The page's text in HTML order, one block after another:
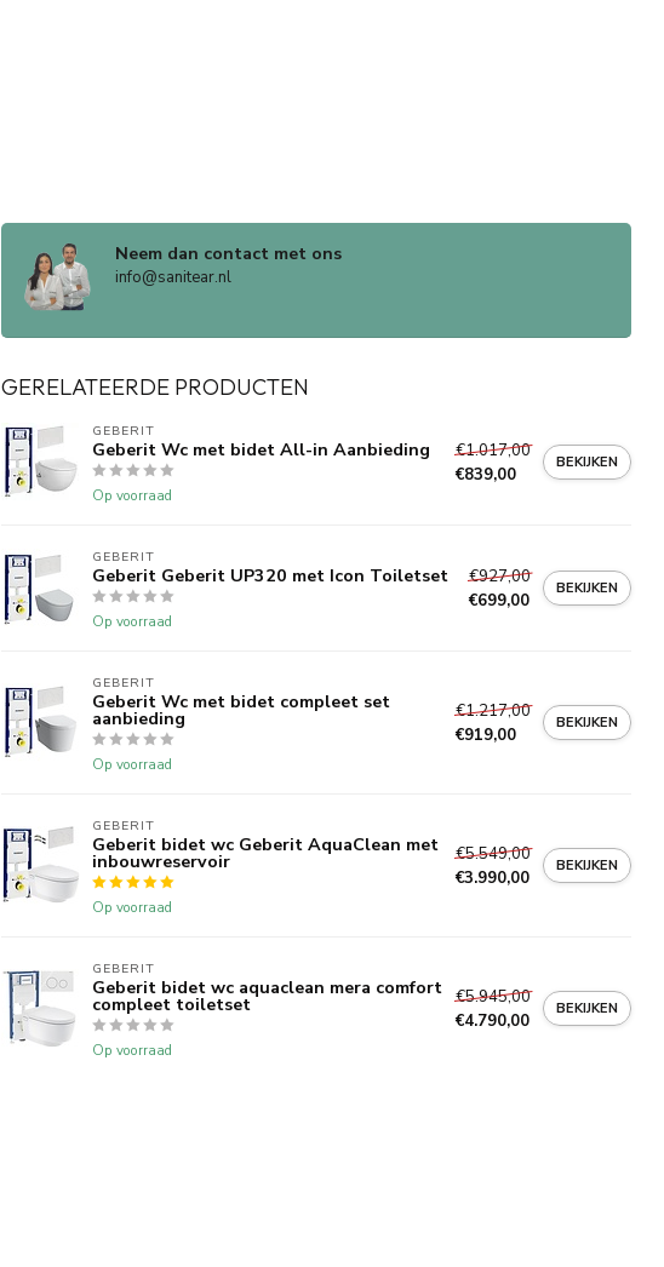
Neem dan contact met ons
info@sanitear.nl
GERELATEERDE PRODUCTEN
GEBERIT
Geberit Wc met bidet All-in Aanbieding
Op voorraad
€1.017,00
€839,00
BEKIJKEN
GEBERIT
Geberit Geberit UP320 met Icon Toiletset
Op voorraad
€927,00
€699,00
BEKIJKEN
GEBERIT
Geberit Wc met bidet compleet set
aanbieding
Op voorraad
€1.217,00
€919,00
BEKIJKEN
GEBERIT
Geberit bidet wc Geberit AquaClean met
inbouwreservoir
Op voorraad
€5.549,00
€3.990,00
BEKIJKEN
GEBERIT
Geberit bidet wc aquaclean mera comfort
compleet toiletset
Op voorraad
€5.945,00
€4.790,00
BEKIJKEN